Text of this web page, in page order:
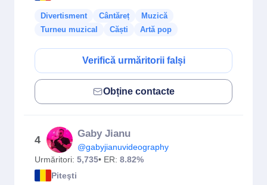
Divertisment Cântăreț
Muzică
Turneu muzical
Căști Artă pop
Verifică urmăritorii falși
Obține contacte
4
Gaby Jianu
@gabyjianuvideography
Urmăritori: 5,735• ER: 8.82%
Piteşti